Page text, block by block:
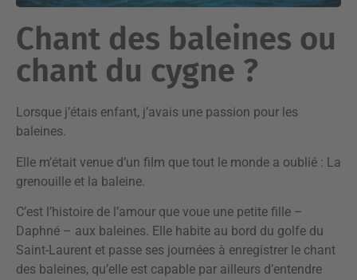
Chant des baleines ou
chant du cygne ?
Lorsque j’étais enfant, j’avais une passion pour les
baleines.
Elle m’était venue d’un film que tout le monde a oublié : La
grenouille et la baleine.
C’est l’histoire de l’amour que voue une petite fille –
Daphné – aux baleines. Elle habite au bord du golfe du
Saint-Laurent et passe ses journées à enregistrer le chant
des baleines, qu’elle est capable par ailleurs d’entendre